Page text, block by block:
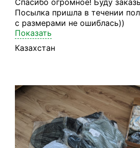
Посылка пришла в течении
с размерами не ошиблась))
Показать
Казахстан